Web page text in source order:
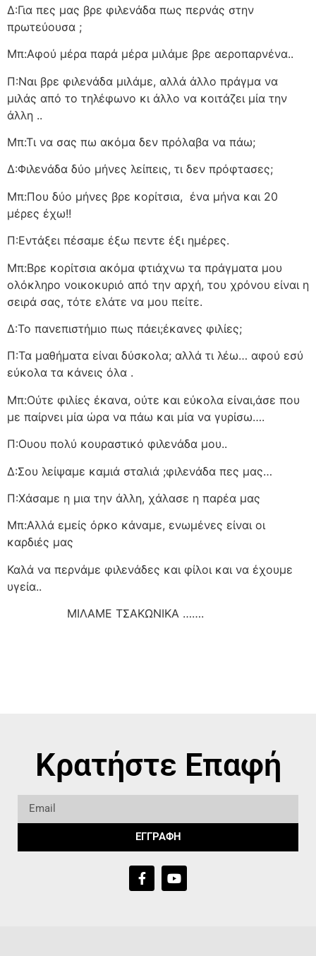
Δ:Για πες μας βρε φιλενάδα πως περνάς στην
πρωτεύουσα ;
Μπ:Αφού μέρα παρά μέρα μιλάμε βρε αεροπαρνένα..
Π:Ναι βρε φιλενάδα μιλάμε, αλλά άλλο πράγμα να
μιλάς από το τηλέφωνο κι άλλο να κοιτάζει μία την
άλλη ..
Μπ:Τι να σας πω ακόμα δεν πρόλαβα να πάω;
Δ:Φιλενάδα δύο μήνες λείπεις, τι δεν πρόφτασες;
Μπ:Που δύο μήνες βρε κορίτσια, ένα μήνα και 20
μέρες έχω!!
Π:Εντάξει πέσαμε έξω πεντε έξι ημέρες.
Μπ:Βρε κορίτσια ακόμα φτιάχνω τα πράγματα μου
ολόκληρο νοικοκυριό από την αρχή, του χρόνου είναι η
σειρά σας, τότε ελάτε να μου πείτε.
Δ:Το πανεπιστήμιο πως πάει;έκανες φιλίες;
Π:Τα μαθήματα είναι δύσκολα; αλλά τι λέω… αφού εσύ
εύκολα τα κάνεις όλα .
Μπ:Ούτε φιλίες έκανα, ούτε και εύκολα είναι,άσε που
με παίρνει μία ώρα να πάω και μία να γυρίσω….
Π:Ουου πολύ κουραστικό φιλενάδα μου..
Δ:Σου λείψαμε καμιά σταλιά ;φιλενάδα πες μας…
Π:Χάσαμε η μια την άλλη, χάλασε η παρέα μας
Μπ:Αλλά εμείς όρκο κάναμε, ενωμένες είναι οι
καρδιές μας
Καλά να περνάμε φιλενάδες και φίλοι και να έχουμε
υγεία..
ΜΙΛΑΜΕ ΤΣΑΚΩΝΙΚΑ …….
Κρατήστε Επαφή
ΕΓΓΡΑΦΗ